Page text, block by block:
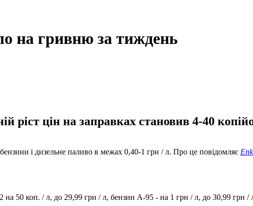
на гривню за тиждень
ріст цін на заправках становив 4-40
і дизельне паливо в межах 0,40-1 грн / л. Про це повідомляє
50 коп. / л, до 29,99 грн / л, бензин А-95 - на 1 грн / л, до 30,99 грн